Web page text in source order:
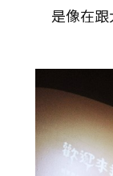
是像在